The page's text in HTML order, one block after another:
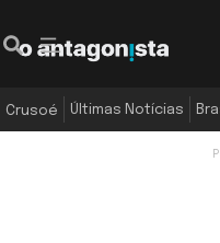
Crusoé Últimas Notícias